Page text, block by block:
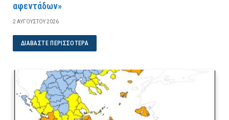
αφεντάδων»
2 ΑΥΓΟΎΣΤΟΥ 2026
ΔΙΑΒΆΣΤΕ ΠΕΡΙΣΣΌΤΕΡΑ